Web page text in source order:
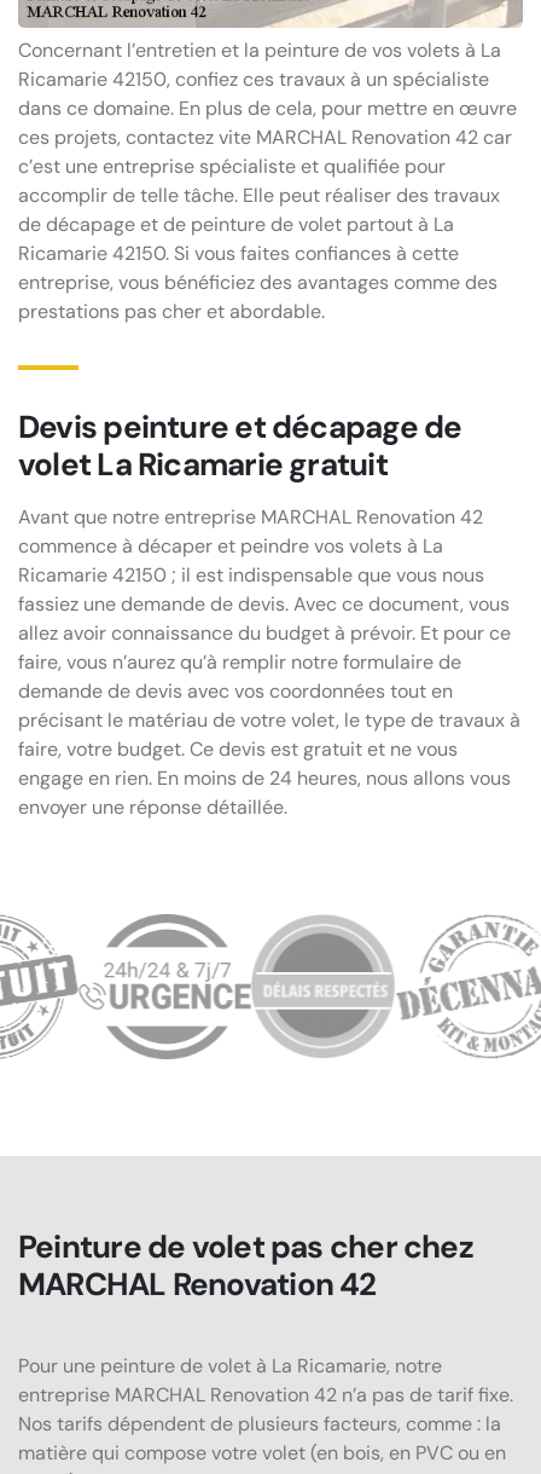
Concernant l’entretien et la peinture de vos volets à La
Ricamarie 42150, confiez ces travaux à un spécialiste
dans ce domaine. En plus de cela, pour mettre en œuvre
ces projets, contactez vite MARCHAL Renovation 42 car
c’est une entreprise spécialiste et qualifiée pour
accomplir de telle tâche. Elle peut réaliser des travaux
de décapage et de peinture de volet partout à La
Ricamarie 42150. Si vous faites confiances à cette
entreprise, vous bénéficiez des avantages comme des
prestations pas cher et abordable.
Devis peinture et décapage de
volet La Ricamarie gratuit
Avant que notre entreprise MARCHAL Renovation 42
commence à décaper et peindre vos volets à La
Ricamarie 42150 ; il est indispensable que vous nous
fassiez une demande de devis. Avec ce document, vous
allez avoir connaissance du budget à prévoir. Et pour ce
faire, vous n’aurez qu’à remplir notre formulaire de
demande de devis avec vos coordonnées tout en
précisant le matériau de votre volet, le type de travaux à
faire, votre budget. Ce devis est gratuit et ne vous
engage en rien. En moins de 24 heures, nous allons vous
envoyer une réponse détaillée.
Peinture de volet pas cher chez
MARCHAL Renovation 42
Pour une peinture de volet à La Ricamarie, notre
entreprise MARCHAL Renovation 42 n’a pas de tarif fixe.
Nos tarifs dépendent de plusieurs facteurs, comme : la
matière qui compose votre volet (en bois, en PVC ou en